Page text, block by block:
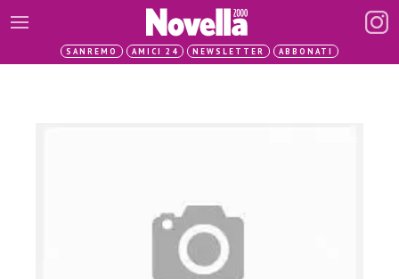
SANREMO AMICI 24 NEWSLETTER ABBONATI